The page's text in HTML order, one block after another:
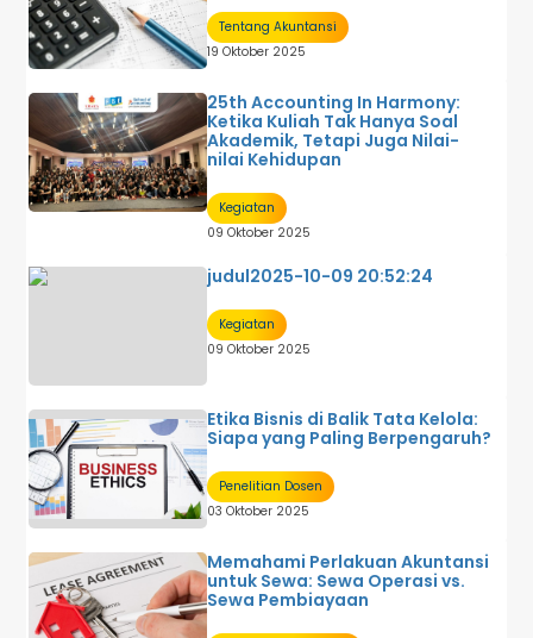
Tentang Akuntansi
19 Oktober 2025
25th Accounting In Harmony:
Ketika Kuliah Tak Hanya Soal
Akademik, Tetapi Juga Nilai-
nilai Kehidupan
Kegiatan
09 Oktober 2025
judul2025-10-09 20:52:24
Kegiatan
09 Oktober 2025
Etika Bisnis di Balik Tata Kelola:
Siapa yang Paling Berpengaruh?
Penelitian Dosen
03 Oktober 2025
Memahami Perlakuan Akuntansi
untuk Sewa: Sewa Operasi vs.
Sewa Pembiayaan